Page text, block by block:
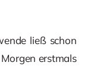
ließ schon
erstmals